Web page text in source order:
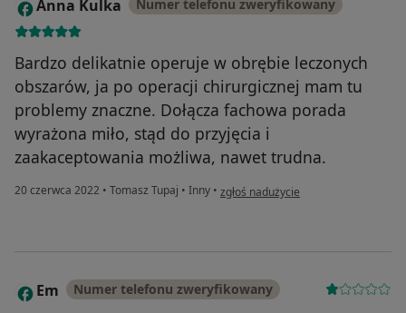
A Anna Kulka Numer telefonu zweryfikowany
Bardzo delikatnie operuje w obrębie leczonych
obszarów, ja po operacji chirurgicznej mam tu
problemy znaczne. Dołącza fachowa porada
wyrażona miło, stąd do przyjęcia i
zaakaceptowania możliwa, nawet trudna.
20 czerwca 2022 • Tomasz Tupaj • Inny • w opinii użytkownika Anna Kulka
zgłoś nadużycie
E Em Numer telefonu zweryfikowany